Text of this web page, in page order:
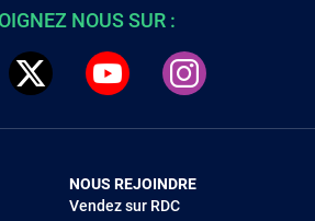
NOUS SUR :
NOUS REJOINDRE
Vendez sur RDC